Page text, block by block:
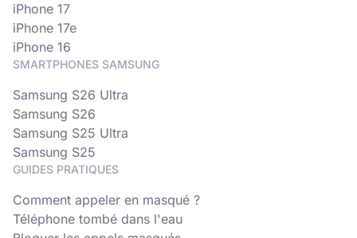
iPhone 17
iPhone 17e
iPhone 16
SMARTPHONES SAMSUNG
Samsung S26 Ultra
Samsung S26
Samsung S25 Ultra
Samsung S25
GUIDES PRATIQUES
Comment appeler en masqué ?
Téléphone tombé dans l'eau